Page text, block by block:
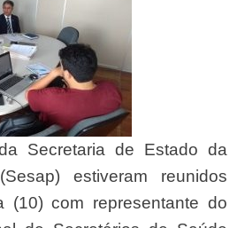
Secretaria de Estado da
estiveram reunidos
(10) com representante do